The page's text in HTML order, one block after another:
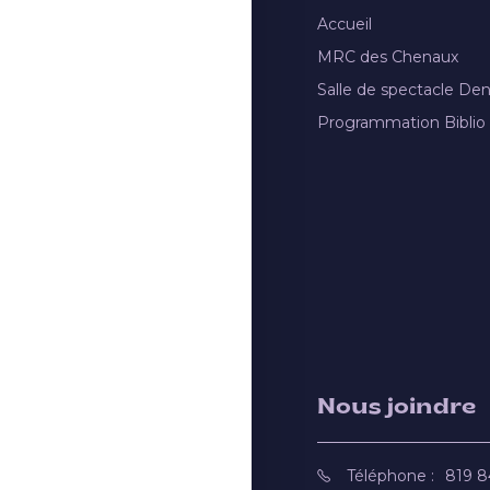
Accueil
MRC des Chenaux
Salle de spectacle
Programmation Biblio
Nous joindre
Téléphone : 819